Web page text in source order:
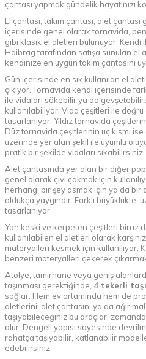
çantası yapmak gündelik hayatınızı
El çantası, takım çantası, alet
içerisinde genel olarak tornavida,
gibi klasik el aletleri bulunuyor. Kendi
Haibrag tarafından satışa sunulan
kendinize en uygun takım çantasını
Gün içerisinde en sık kullanılan el
çıkıyor. Tornavida kendi içerisinde
ile vidaları sökebilir ya da
kullanılabiliyor. Vida çeşitleri ile
tasarlanıyor. Yıldız tornavida
Düz tornavida çeşitlerinin uç kısmı
üzerinde yer alan şekil ile uyumlu
pratik bir şekilde vidaları sıkabilirsiniz.
Alet çantasında yer alan bir diğer
genel olarak çivi çakmak için
herhangi bir şey asmak için ya da bir
oldukça yaygındır. Farklı büyüklükte,
tasarlanıyor.
Yan keski ve kerpeten çeşitleri biraz
kullanılabilen el aletleri olarak
materyalleri kesmek için kullanılıyor.
benzeri materyalleri çekerek
Atölye, tamirhane veya geniş
taşınması gerektiğinde, 4 tekerli
sağlar. Hem ev ortamında hem de
aletlerini, alet çantasını ya da ağır
taşıyabileceğiniz bu araçlar,
olur. Dengeli yapısı sayesinde
rahatça taşıyabilir, katlanabilir
edebilirsiniz.